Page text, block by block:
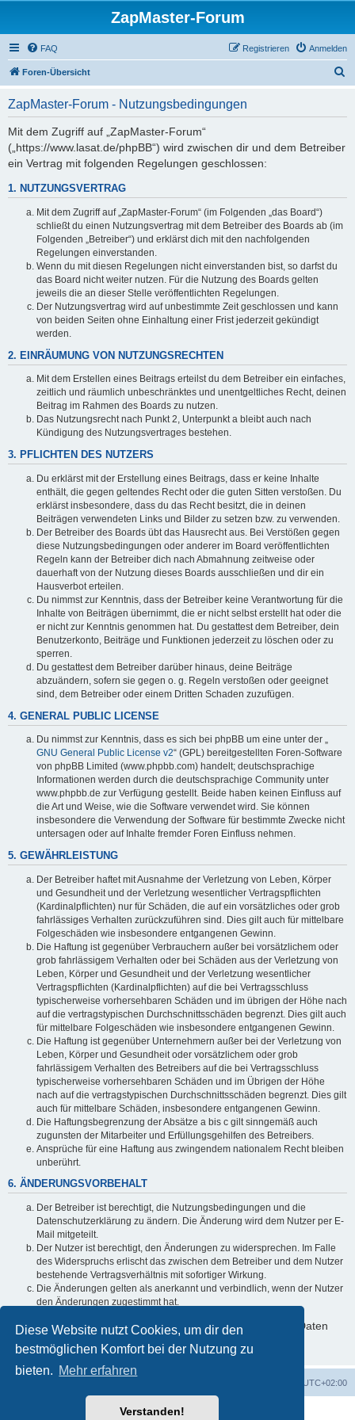
Diese Website nutzt Cookies, um dir den
bestmöglichen Komfort bei der Nutzung zu
bieten. Mehr erfahren
Verstanden!
ZapMaster-Forum
FAQ Anmelden
Registrieren
Foren-Übersicht
ZapMaster-Forum - Nutzungsbedingungen
Mit dem Zugriff auf „ZapMaster-Forum“
(„https://www.lasat.de/phpBB“) wird zwischen dir und dem Betreiber
ein Vertrag mit folgenden Regelungen geschlossen:
1. NUTZUNGSVERTRAG
Mit dem Zugriff auf „ZapMaster-Forum“ (im Folgenden „das Board“)
schließt du einen Nutzungsvertrag mit dem Betreiber des Boards ab (im
Folgenden „Betreiber“) und erklärst dich mit den nachfolgenden
Regelungen einverstanden.
Wenn du mit diesen Regelungen nicht einverstanden bist, so darfst du
das Board nicht weiter nutzen. Für die Nutzung des Boards gelten
jeweils die an dieser Stelle veröffentlichten Regelungen.
Der Nutzungsvertrag wird auf unbestimmte Zeit geschlossen und kann
von beiden Seiten ohne Einhaltung einer Frist jederzeit gekündigt
werden.
2. EINRÄUMUNG VON NUTZUNGSRECHTEN
Mit dem Erstellen eines Beitrags erteilst du dem Betreiber ein einfaches,
zeitlich und räumlich unbeschränktes und unentgeltliches Recht, deinen
Beitrag im Rahmen des Boards zu nutzen.
Das Nutzungsrecht nach Punkt 2, Unterpunkt a bleibt auch nach
Kündigung des Nutzungsvertrages bestehen.
3. PFLICHTEN DES NUTZERS
Du erklärst mit der Erstellung eines Beitrags, dass er keine Inhalte
enthält, die gegen geltendes Recht oder die guten Sitten verstoßen. Du
erklärst insbesondere, dass du das Recht besitzt, die in deinen
Beiträgen verwendeten Links und Bilder zu setzen bzw. zu verwenden.
Der Betreiber des Boards übt das Hausrecht aus. Bei Verstößen gegen
diese Nutzungsbedingungen oder anderer im Board veröffentlichten
Regeln kann der Betreiber dich nach Abmahnung zeitweise oder
dauerhaft von der Nutzung dieses Boards ausschließen und dir ein
Hausverbot erteilen.
Du nimmst zur Kenntnis, dass der Betreiber keine Verantwortung für die
Inhalte von Beiträgen übernimmt, die er nicht selbst erstellt hat oder die
er nicht zur Kenntnis genommen hat. Du gestattest dem Betreiber, dein
Benutzerkonto, Beiträge und Funktionen jederzeit zu löschen oder zu
sperren.
Du gestattest dem Betreiber darüber hinaus, deine Beiträge
abzuändern, sofern sie gegen o. g. Regeln verstoßen oder geeignet
sind, dem Betreiber oder einem Dritten Schaden zuzufügen.
4. GENERAL PUBLIC LICENSE
Du nimmst zur Kenntnis, dass es sich bei phpBB um eine unter der „
GNU General Public License v2“ (GPL) bereitgestellten Foren-Software
von phpBB Limited (www.phpbb.com) handelt; deutschsprachige
Informationen werden durch die deutschsprachige Community unter
www.phpbb.de zur Verfügung gestellt. Beide haben keinen Einfluss auf
die Art und Weise, wie die Software verwendet wird. Sie können
insbesondere die Verwendung der Software für bestimmte Zwecke nicht
untersagen oder auf Inhalte fremder Foren Einfluss nehmen.
5. GEWÄHRLEISTUNG
Der Betreiber haftet mit Ausnahme der Verletzung von Leben, Körper
und Gesundheit und der Verletzung wesentlicher Vertragspflichten
(Kardinalpflichten) nur für Schäden, die auf ein vorsätzliches oder grob
fahrlässiges Verhalten zurückzuführen sind. Dies gilt auch für mittelbare
Folgeschäden wie insbesondere entgangenen Gewinn.
Die Haftung ist gegenüber Verbrauchern außer bei vorsätzlichem oder
grob fahrlässigem Verhalten oder bei Schäden aus der Verletzung von
Leben, Körper und Gesundheit und der Verletzung wesentlicher
Vertragspflichten (Kardinalpflichten) auf die bei Vertragsschluss
typischerweise vorhersehbaren Schäden und im übrigen der Höhe nach
auf die vertragstypischen Durchschnittsschäden begrenzt. Dies gilt auch
für mittelbare Folgeschäden wie insbesondere entgangenen Gewinn.
Die Haftung ist gegenüber Unternehmern außer bei der Verletzung von
Leben, Körper und Gesundheit oder vorsätzlichem oder grob
fahrlässigem Verhalten des Betreibers auf die bei Vertragsschluss
typischerweise vorhersehbaren Schäden und im Übrigen der Höhe
nach auf die vertragstypischen Durchschnittsschäden begrenzt. Dies gilt
auch für mittelbare Schäden, insbesondere entgangenen Gewinn.
Die Haftungsbegrenzung der Absätze a bis c gilt sinngemäß auch
zugunsten der Mitarbeiter und Erfüllungsgehilfen des Betreibers.
Ansprüche für eine Haftung aus zwingendem nationalem Recht bleiben
unberührt.
6. ÄNDERUNGSVORBEHALT
Der Betreiber ist berechtigt, die Nutzungsbedingungen und die
Datenschutzerklärung zu ändern. Die Änderung wird dem Nutzer per E-
Mail mitgeteilt.
Der Nutzer ist berechtigt, den Änderungen zu widersprechen. Im Falle
des Widerspruchs erlischt das zwischen dem Betreiber und dem Nutzer
bestehende Vertragsverhältnis mit sofortiger Wirkung.
Die Änderungen gelten als anerkannt und verbindlich, wenn der Nutzer
den Änderungen zugestimmt hat.
Informationen über den Umgang mit deinen persönlichen Daten
sind in der Datenschutzerklärung enthalten.
UTC+02:00
Powered byphpBB® Forum Software © phpBB Limited